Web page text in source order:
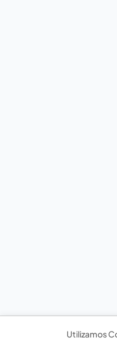
Utilizamos